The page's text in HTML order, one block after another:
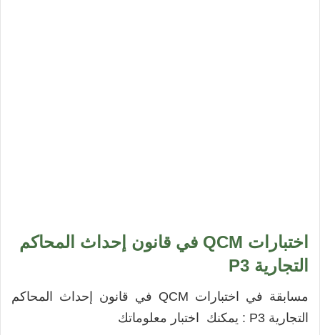
اختبارات QCM في قانون إحداث المحاكم
التجارية P3
مسابقة في اختبارات QCM في قانون إحداث المحاكم
التجارية P3 : يمكنك اختبار معلوماتك